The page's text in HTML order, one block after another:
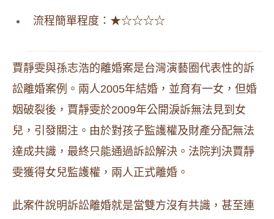
流程簡單程度：★☆☆☆☆
賈靜雯與孫志浩的離婚案是台灣演藝圈代表性的訴
訟離婚案例。兩人2005年結婚，並育有一女，但婚
姻破裂後，賈靜雯於2009年公開淚訴無法見到女
兒，引發關注。由於對孩子監護權及財產分配無法
達成共識，最終只能通過訴訟解決。法院判決賈靜
雯獲得女兒監護權，兩人正式離婚。
此案件說明訴訟離婚就是當雙方沒有共識，甚至連